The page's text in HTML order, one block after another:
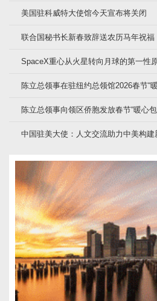
美国驻科威特大使馆今天宣布将关闭
联合国秘书长新春致辞送农历马年祝福
SpaceX重心从火星转向月球的第一性
陈立总领事在驻纽约总领馆2026春节“
陈立总领事向领区侨胞发放春节“暖心包
中国驻美大使：人文交流助力中美构